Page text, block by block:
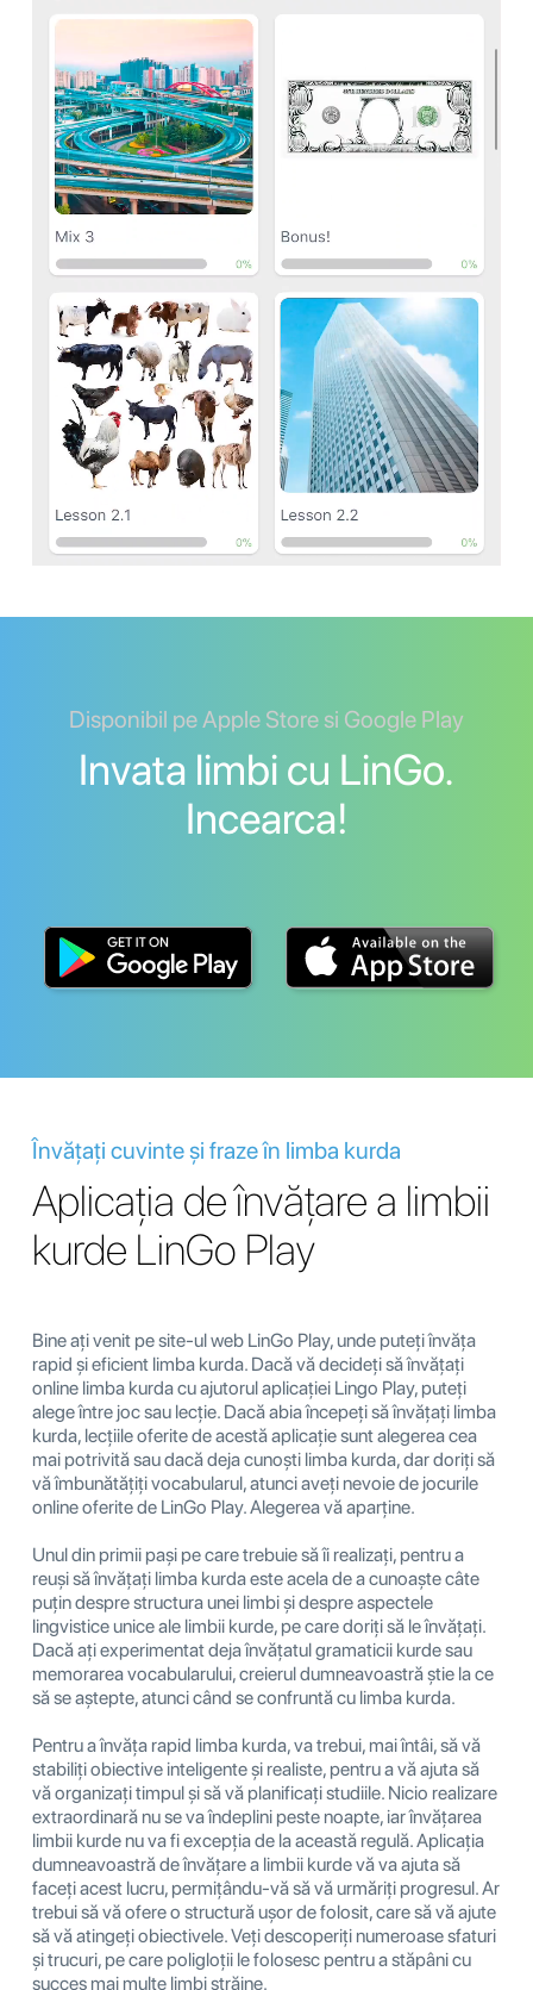
Disponibil pe Apple Store si Google Play
Invata limbi cu LinGo.
Incearca!
Învățați cuvinte și fraze în limba kurda
Aplicația de învățare a limbii
kurde LinGo Play
Bine ați venit pe site-ul web LinGo Play, unde puteți învăța
rapid și eficient limba kurda. Dacă vă decideți să învățați
online limba kurda cu ajutorul aplicației Lingo Play, puteți
alege între joc sau lecție. Dacă abia începeți să învățați limba
kurda, lecțiile oferite de acestă aplicație sunt alegerea cea
mai potrivită sau dacă deja cunoști limba kurda, dar doriți să
vă îmbunătățiți vocabularul, atunci aveți nevoie de jocurile
online oferite de LinGo Play. Alegerea vă aparține.
Unul din primii pași pe care trebuie să îi realizați, pentru a
reuși să învățați limba kurda este acela de a cunoaște câte
puțin despre structura unei limbi și despre aspectele
lingvistice unice ale limbii kurde, pe care doriți să le învățați.
Dacă ați experimentat deja învățatul gramaticii kurde sau
memorarea vocabularului, creierul dumneavoastră știe la ce
să se aștepte, atunci când se confruntă cu limba kurda.
Pentru a învăța rapid limba kurda, va trebui, mai întâi, să vă
stabiliți obiective inteligente și realiste, pentru a vă ajuta să
vă organizați timpul și să vă planificați studiile. Nicio realizare
extraordinară nu se va îndeplini peste noapte, iar învățarea
limbii kurde nu va fi excepția de la această regulă. Aplicația
dumneavoastră de învățare a limbii kurde vă va ajuta să
faceți acest lucru, permițându-vă să vă urmăriți progresul. Ar
trebui să vă ofere o structură ușor de folosit, care să vă ajute
să vă atingeți obiectivele. Veți descoperiți numeroase sfaturi
și trucuri, pe care poligloții le folosesc pentru a stăpâni cu
succes mai multe limbi străine.